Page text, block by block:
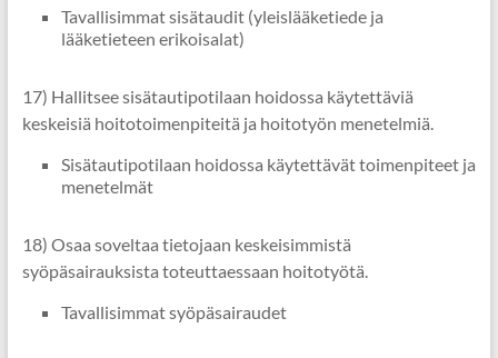
Tavallisimmat sisätaudit (yleislääketiede ja
lääketieteen erikoisalat)
17) Hallitsee sisätautipotilaan hoidossa käytettäviä
keskeisiä hoitotoimenpiteitä ja hoitotyön menetelmiä.
Sisätautipotilaan hoidossa käytettävät toimenpiteet ja
menetelmät
18) Osaa soveltaa tietojaan keskeisimmistä
syöpäsairauksista toteuttaessaan hoitotyötä.
Tavallisimmat syöpäsairaudet